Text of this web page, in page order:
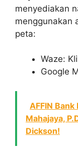
menyediakan
menggunakan
peta:
Waze:
Google
AFFIN
Mahajaya,
Dickson!